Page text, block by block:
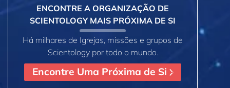
ENCONTRE A ORGANIZAÇÃO DE
SCIENTOLOGY MAIS PRÓXIMA DE SI
Há milhares de Igrejas, missões e grupos de
Scientology por todo o mundo.
Encontre Uma Próxima de Si